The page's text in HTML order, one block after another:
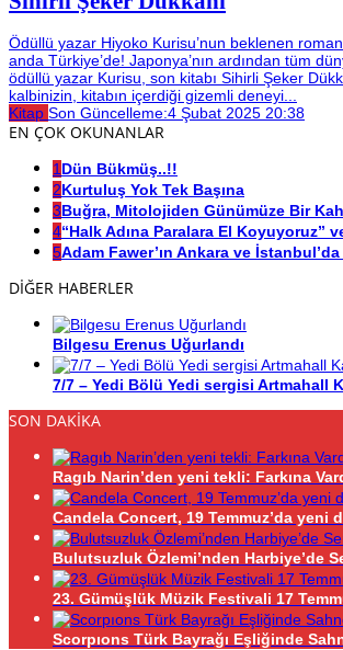
Ödüllü yazar Hiyoko Kurisu’nun beklenen
anda Türkiye’de! Japonya’nın ardından tüm
ödüllü yazar Kurisu, son kitabı Sihirli Şeker
kalbinizin, kitabın içerdiği gizemli deneyi...
Kitap Son Güncelleme:4 Şubat 2025 20:38
EN ÇOK OKUNANLAR
1Dün Bükmüş..!!
2Kurtuluş Yok Tek Başına
3Buğra, Mitolojiden Günümüze Bir
4“Halk Adına Paralara El Koyuyoruz”
5Adam Fawer’ın Ankara ve
DİĞER HABERLER
Bilgesu Erenus Uğurlandı
7/7 – Yedi Bölü Yedi sergisi Artmahall
SON DAKİKA
Ragıb Narin’den yeni tekli: Farkına
Candela Concert, 19 Temmuz’da yeni
Bulutsuzluk Özlemi’nden Harbiye’de
23. Gümüşlük Müzik Festivali 17
Scorpıons Türk Bayrağı Eşliğinde